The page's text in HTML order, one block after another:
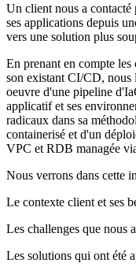
Un client nous a
ses applications depuis
vers une solution plus
En prenant en compte les
son existant CI/CD, nous
oeuvre d'une pipeline
applicatif et ses
radicaux dans sa
containerisé et d'un
VPC et RDB managée
Nous verrons dans cette
Le contexte client et ses
Les challenges que nous
Les solutions qui ont été